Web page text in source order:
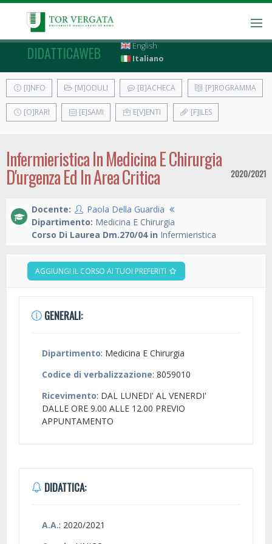
DIDATTICAWEB
English
Italiano
[I]NFO [M]ODULI [B]ACHECA [P]ROGRAMMA
[O]RARI [E]SAMI E[V]ENTI [F]ILES
Infermieristica In Medicina E Chirurgia
D'urgenza Ed In Area Critica 2020/2021
Docente:
Paola Della Guardia
Dipartimento: Medicina E Chirurgia
Corso Di Laurea Dm.270/04 in Infermieristica
AGGIUNGI IL CORSO AI TUOI PREFERITI
GENERALI:
Dipartimento: Medicina E Chirurgia
Codice di verbalizzazione: 8059010
Ricevimento: DAL LUNEDI' AL VENERDI'
DALLE ORE 9.00 ALLE 12.00 PREVIO
APPUNTAMENTO
DIDATTICA:
A.A.: 2020/2021